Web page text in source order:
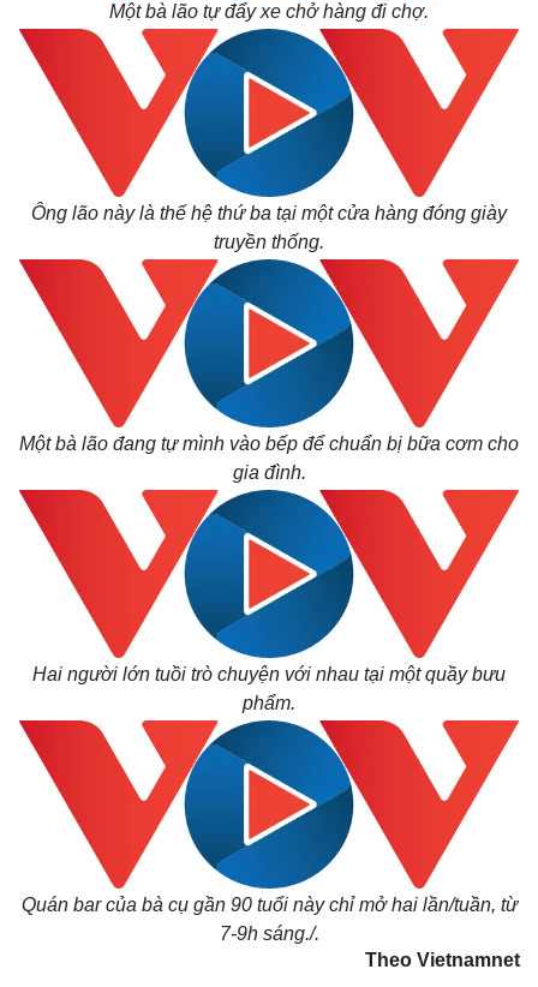
Kinh tế
Khởi nghiệp
Thị trường
Giá vàng
Tiêu dùng
Tỷ giá
Chứng khoán
Giá cà phê
Một bà lão tự đẩy xe chở hàng đi chợ.
Ông lão này là thế hệ thứ ba tại một cửa hàng đóng giày
truyền thống.
Một bà lão đang tự mình vào bếp để chuẩn bị bữa cơm cho
gia đình.
Hai người lớn tuồi trò chuyện với nhau tại một quầy bưu
phẩm.
Quán bar của bà cụ gần 90 tuổi này chỉ mở hai lần/tuần, từ
7-9h sáng./.
Theo Vietnamnet